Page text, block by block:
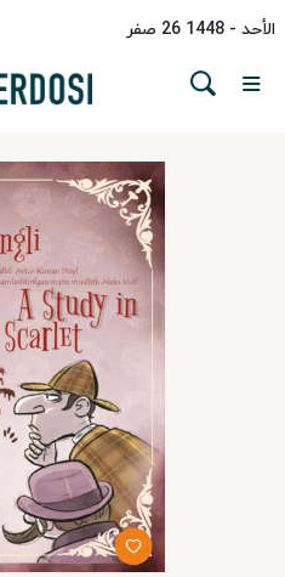
الأحد - 1448 26 صفر
Menu